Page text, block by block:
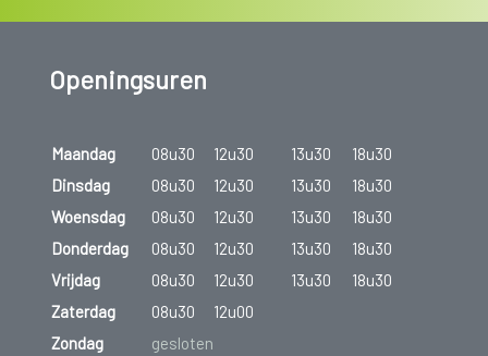
Openingsuren
Maandag 08u30 12u30 13u30
18u30
Dinsdag
08u30 12u30 13u30
18u30
Woensdag
08u30 12u30 13u30
18u30
Donderdag
08u30 12u30 13u30
18u30
Vrijdag
08u30 12u30 13u30
18u30
Zaterdag
08u30
12u00
Zondag
gesloten